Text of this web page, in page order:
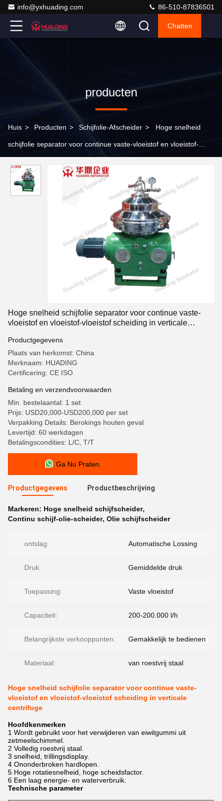
info@yxhuading.com 86-510-87836501
Chatten
producten
Huis > Producten > Schijfolie-Afscheider > Hoge snelheid
schijfolie separator voor continue vaste-vloeistof en vloeistof-
Hoge snelheid schijfolie separator voor continue vaste-
vloeistof en vloeistof-vloeistof scheiding in verticale
Productgegevens
Plaats van herkomst: China
Merknaam: HUADING
Certificering: CE ISO
Betaling en verzendvoorwaarden
Min. bestelaantal: 1 set
Prijs: USD20,000-USD200,000 per set
Verpakking Details: Berokings houten geval
Levertijd: 60 werkdagen
Betalingscondities: L/C, T/T
Ga Nu Praten.
Productgegevens Productbeschrijving
Markeren: Hoge snelheid schijfscheider,
Continu schijf-olie-scheider, Olie schijfscheider
ontslag: Automatische Lossing
Druk: Gemiddelde druk
Toepassing: Vaste vloeistof
Capaciteit: 200-200.000 l/h
Belangrijkste verkooppunten: Gemakkelijk te bedienen
Materiaal: van roestvrij staal
Hoge snelheid schijfolie separator voor continue vaste-
vloeistof en vloeistof-vloeistof scheiding in verticale
centrifuge
Hoofdkenmerken
1 Wordt gebruikt voor het verwijderen van eiwitgummi uit
zetmeelschimmel.
2 Volledig roestvrij staal.
3 snelheid, trillingsdisplay.
4 Ononderbroken hardlopen.
5 Hoge rotatiesnelheid, hoge scheidsfactor.
6 Een laag energie- en waterverbruik.
Technische parameter